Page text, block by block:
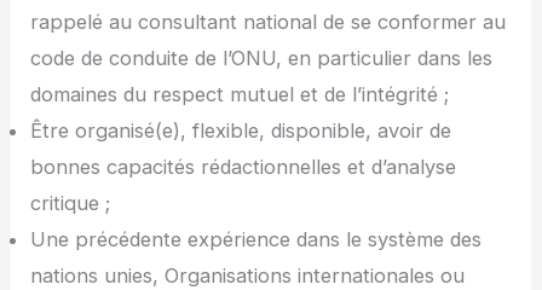
rappelé au consultant national de se conformer au
code de conduite de l’ONU, en particulier dans les
domaines du respect mutuel et de l’intégrité ;
Être organisé(e), flexible, disponible, avoir de
bonnes capacités rédactionnelles et d’analyse
critique ;
Une précédente expérience dans le système des
nations unies, Organisations internationales ou